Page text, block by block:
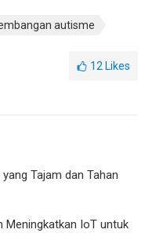
autisme
12 Likes
Tajam dan Tahan
Meningkatkan IoT untuk